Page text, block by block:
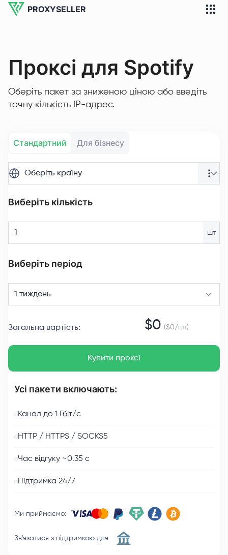
PROXYSELLER
Проксі для Spotify
Оберіть пакет за зниженою ціною або введіть
точну кількість IP-адрес.
Стандартний Для бізнесу
Оберіть країну
Виберіть кількість
шт
Виберіть період
1 тиждень
Загальна вартість: $0 ($0/шт)
Купити проксі
Усі пакети включають:
Канал до 1 Гбіт/с
HTTP / HTTPS / SOCKS5
Час відгуку ~0.35 с
Підтримка 24/7
Ми приймаємо:
Зв'язатися з підтримкою для